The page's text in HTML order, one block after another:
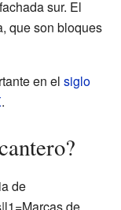
sur. El
que son bloques
en el siglo
.
de